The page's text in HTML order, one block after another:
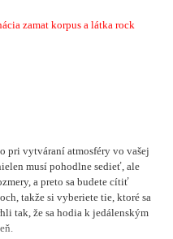
zamat korpus a látka rock
pri vytváraní atmosféry vo vašej
musí pohodlne sedieť, ale
a preto sa budete cítiť
takže si vyberiete tie, ktoré sa
tak, že sa hodia k jedálenským